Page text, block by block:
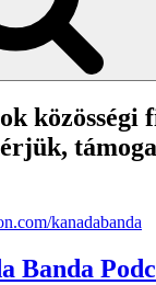
közösségi
Banda